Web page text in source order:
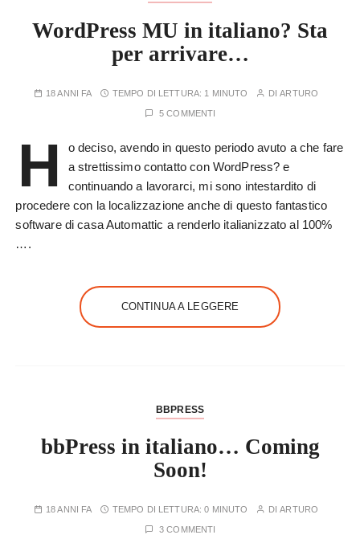
WordPress MU in italiano? Sta
per arrivare…
18 ANNI FA TEMPO DI LETTURA: 1 MINUTO DIARTURO
5 COMMENTI
H
o deciso, avendo in questo periodo avuto a che fare
a strettissimo contatto con WordPress? e
continuando a lavorarci, mi sono intestardito di
procedere con la localizzazione anche di questo fantastico
software di casa Automattic a renderlo italianizzato al 100%
….
CONTINUA A LEGGERE
BBPRESS
bbPress in italiano… Coming
Soon!
18 ANNI FA TEMPO DI LETTURA:0 MINUTO DIARTURO
3 COMMENTI